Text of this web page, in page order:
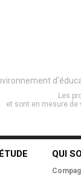
Les
et sont en mesure
QUI